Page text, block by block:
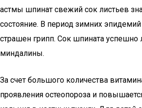
астмы шпинат свежий сок листьев
состояние. В период зимних
страшен грипп. Сок шпината успешно
миндалины.
За счет большого количества
проявления остеопороза и